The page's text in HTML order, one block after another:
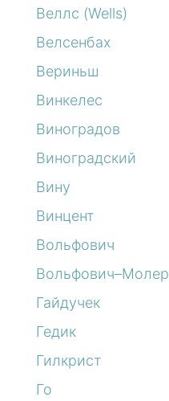
Веллс (Wells)
Велсенбах
Вериньш
Винкелес
Виноградов
Виноградский
Вину
Винцент
Вольфович
Вольфович–Молер
Гайдучек
Гедик
Гилкрист
Го